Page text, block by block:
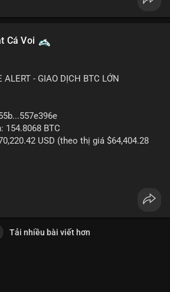
Cá Voi
- GIAO DỊCH BTC LỚN
154.8068 BTC
USD (theo thị giá $64,404.28
mempool. Với quy mô này, khả năng
nội bộ giữa các ví do cá nhân hoặc
phải lệnh bán khống trên sàn. Động
cá voi tích lũy: gom coin từ nhiều ví
Tải nhiều bài viết hơn